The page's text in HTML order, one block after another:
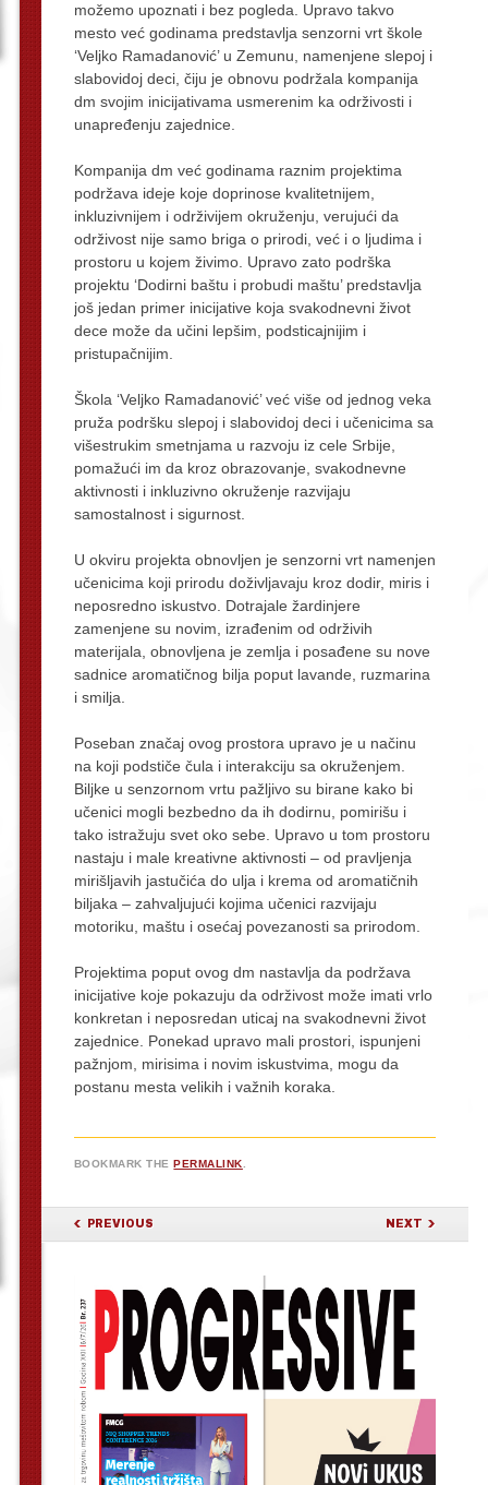
možemo upoznati i bez pogleda. Upravo takvo
mesto već godinama predstavlja senzorni vrt škole
‘Veljko Ramadanović’ u Zemunu, namenjene slepoj i
slabovidoj deci, čiju je obnovu podržala kompanija
dm svojim inicijativama usmerenim ka održivosti i
unapređenju zajednice.
Kompanija dm već godinama raznim projektima
podržava ideje koje doprinose kvalitetnijem,
inkluzivnijem i održivijem okruženju, verujući da
održivost nije samo briga o prirodi, već i o ljudima i
prostoru u kojem živimo. Upravo zato podrška
projektu ‘Dodirni baštu i probudi maštu’ predstavlja
još jedan primer inicijative koja svakodnevni život
dece može da učini lepšim, podsticajnijim i
pristupačnijim.
Škola ‘Veljko Ramadanović’ već više od jednog veka
pruža podršku slepoj i slabovidoj deci i učenicima sa
višestrukim smetnjama u razvoju iz cele Srbije,
pomažući im da kroz obrazovanje, svakodnevne
aktivnosti i inkluzivno okruženje razvijaju
samostalnost i sigurnost.
U okviru projekta obnovljen je senzorni vrt namenjen
učenicima koji prirodu doživljavaju kroz dodir, miris i
neposredno iskustvo. Dotrajale žardinjere
zamenjene su novim, izrađenim od održivih
materijala, obnovljena je zemlja i posađene su nove
sadnice aromatičnog bilja poput lavande, ruzmarina
i smilja.
Poseban značaj ovog prostora upravo je u načinu
na koji podstiče čula i interakciju sa okruženjem.
Biljke u senzornom vrtu pažljivo su birane kako bi
učenici mogli bezbedno da ih dodirnu, pomirišu i
tako istražuju svet oko sebe. Upravo u tom prostoru
nastaju i male kreativne aktivnosti – od pravljenja
mirišljavih jastučića do ulja i krema od aromatičnih
biljaka – zahvaljujući kojima učenici razvijaju
motoriku, maštu i osećaj povezanosti sa prirodom.
Projektima poput ovog dm nastavlja da podržava
inicijative koje pokazuju da održivost može imati vrlo
konkretan i neposredan uticaj na svakodnevni život
zajednice. Ponekad upravo mali prostori, ispunjeni
pažnjom, mirisima i novim iskustvima, mogu da
postanu mesta velikih i važnih koraka.
BOOKMARK THE PERMALINK.
POST NAVIGATION
PREVIOUS NEXT